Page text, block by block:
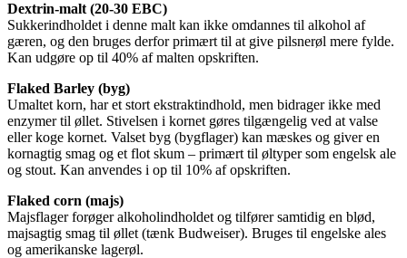
Dextrin-malt (20-30 EBC)
Sukkerindholdet i denne malt kan ikke omdannes til alkohol af
gæren, og den bruges derfor primært til at give pilsnerøl mere fylde.
Kan udgøre op til 40% af malten opskriften.
Flaked Barley (byg)
Umaltet korn, har et stort ekstraktindhold, men bidrager ikke med
enzymer til øllet. Stivelsen i kornet gøres tilgængelig ved at valse
eller koge kornet. Valset byg (bygflager) kan mæskes og giver en
kornagtig smag og et flot skum – primært til øltyper som engelsk ale
og stout. Kan anvendes i op til 10% af opskriften.
Flaked corn (majs)
Majsflager forøger alkoholindholdet og tilfører samtidig en blød,
majsagtig smag til øllet (tænk Budweiser). Bruges til engelske ales
og amerikanske lagerøl.